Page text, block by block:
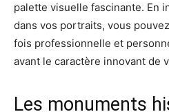
palette visuelle fascinante. En
dans vos portraits, vous
fois professionnelle et
avant le caractère innovant de
Les monuments